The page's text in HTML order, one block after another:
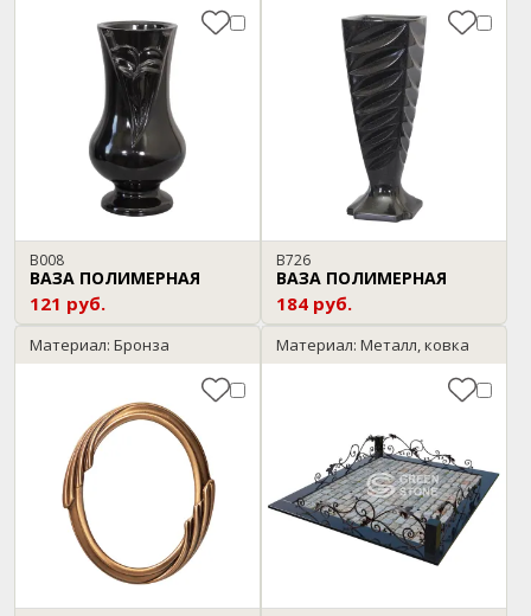
В008
ВАЗА ПОЛИМЕРНАЯ
121 руб.
В726
ВАЗА ПОЛИМЕРНАЯ
184 руб.
Материал: Бронза Материал: Металл, ковка